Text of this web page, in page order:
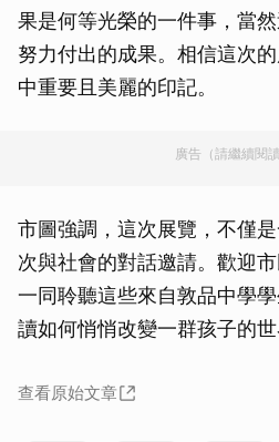
果是何等光榮的一件事，當
努力付出的成果。相信這次
中重要且美麗的印記。
廣告（請繼續閱讀
市圖強調，這次展覽，不僅
次與社會的對話邀請。歡迎
一同聆聽這些來自敦品中學
讀如何悄悄改變一群孩子的世
查看原始文章